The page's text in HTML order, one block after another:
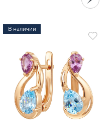
В наличии